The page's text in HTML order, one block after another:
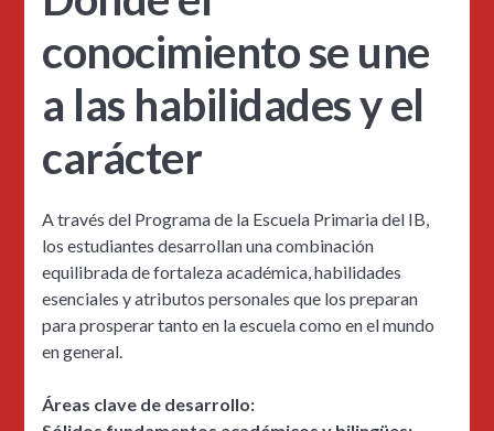
conocimiento se une
a las habilidades y el
carácter
A través del Programa de la Escuela Primaria del IB,
los estudiantes desarrollan una combinación
equilibrada de fortaleza académica, habilidades
esenciales y atributos personales que los preparan
para prosperar tanto en la escuela como en el mundo
en general.
Áreas clave de desarrollo: